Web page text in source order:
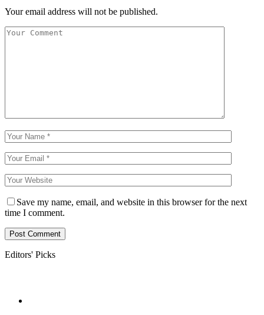
Your email address will not be published.
Save my name, email, and website in this browser for the next
time I comment.
Editors' Picks